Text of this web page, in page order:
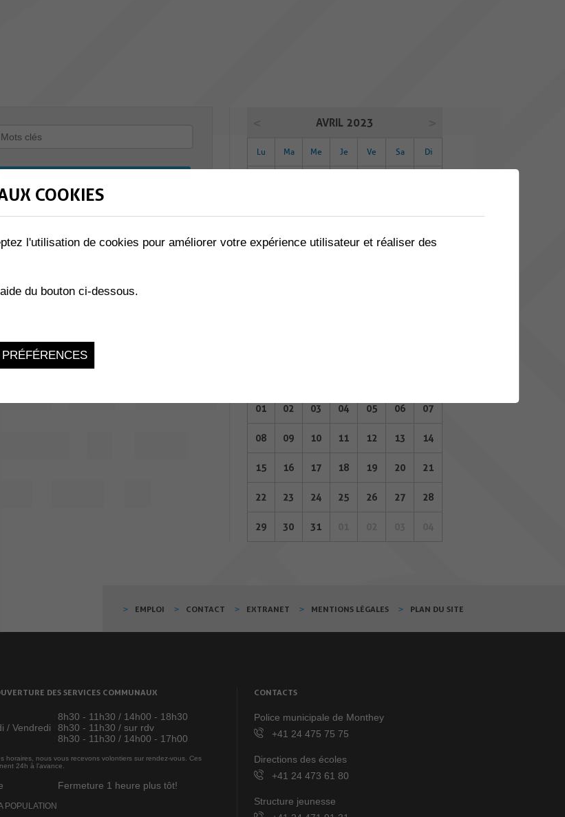
Jeudi 6 Avril 2023, 9h - 10h30
AVRIL 2023
Lu Ma Me Je Ve Sa Di
10 11 12 13 14 15 16
01 02 03 04 05 06 07
08 09 10 11 12 13 14
15 16 17 18 19 20 21
22 23 24 25 26 27 28
29 30 31
EMPLOI CONTACT EXTRANET MENTIONS LÉGALES PLAN DU SITE
DES SERVICES COMMUNAUX
8h30 - 11h30 / 14h00 - 18h30
/ Vendredi
8h30 - 11h30 / sur rdv
8h30 - 11h30 / 14h00 - 17h00
horaires, nous vous recevons volontiers sur rendez-vous. Ces
24h à l’avance.
Fermeture 1 heure plus tôt!
POPULATION
CONTACTS
Police municipale de Monthey
+41 24 475 75 75
Directions des écoles
+41 24 473 61 80
Structure jeunesse
COOKIES
l'utilisation de cookies pour améliorer votre expérience utilisateur et réaliser des
du bouton ci-dessous.